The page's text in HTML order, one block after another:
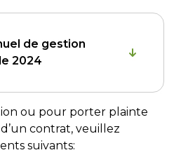
de gestion
2024
ou pour porter plainte
contrat, veuillez
suivants: